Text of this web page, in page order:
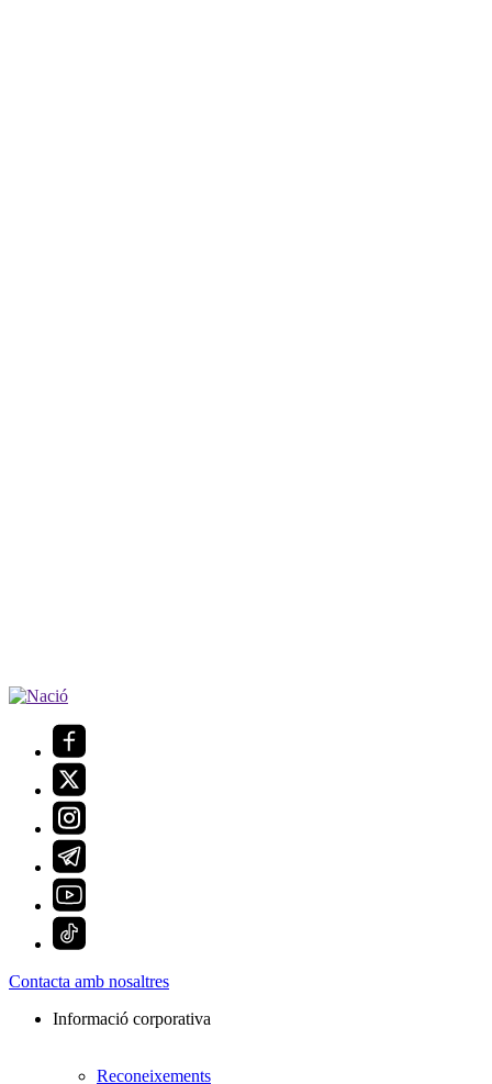
Contacta amb nosaltres
Informació corporativa
Reconeixements